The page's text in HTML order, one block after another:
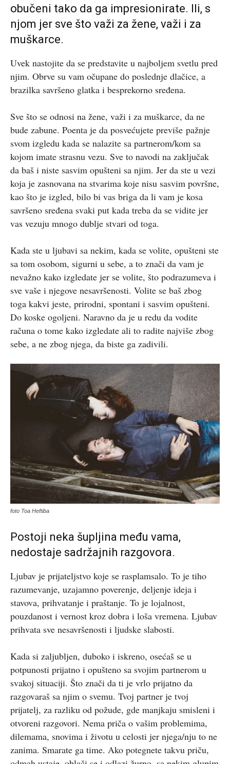
obučeni tako da ga impresionirate. Ili, s
njom jer sve što važi za žene, važi i za
muškarce.
Uvek nastojite da se predstavite u najboljem svetlu pred
njim. Obrve su vam očupane do poslednje dlačice, a
brazilka savršeno glatka i besprekorno sređena.
Sve što se odnosi na žene, važi i za muškarce, da ne
bude zabune. Poenta je da posvećujete previše pažnje
svom izgledu kada se nalazite sa partnerom/kom sa
kojom imate strasnu vezu. Sve to navodi na zaključak
da baš i niste sasvim opušteni sa njim. Jer da ste u vezi
koja je zasnovana na stvarima koje nisu sasvim površne,
kao što je izgled, bilo bi vas briga da li vam je kosa
savršeno sređena svaki put kada treba da se vidite jer
vas vezuju mnogo dublje stvari od toga.
Kada ste u ljubavi sa nekim, kada se volite, opušteni ste
sa tom osobom, sigurni u sebe, a to znači da vam je
nevažno kako izgledate jer se volite, što podrazumeva i
sve vaše i njegove nesavršenosti. Volite se baš zbog
toga kakvi jeste, prirodni, spontani i sasvim opušteni.
Do koske ogoljeni. Naravno da je u redu da vodite
računa o tome kako izgledate ali to radite najviše zbog
sebe, a ne zbog njega, da biste ga zadivili.
foto Toa Heftiba
Postoji neka šupljina među vama,
nedostaje sadržajnih razgovora.
Ljubav je prijateljstvo koje se rasplamsalo. To je tiho
razumevanje, uzajamno poverenje, deljenje ideja i
stavova, prihvatanje i praštanje. To je lojalnost,
pouzdanost i vernost kroz dobra i loša vremena. Ljubav
prihvata sve nesavršenosti i ljudske slabosti.
Kada si zaljubljen, duboko i iskreno, osećaš se u
potpunosti prijatno i opušteno sa svojim partnerom u
svakoj situaciji. Što znači da ti je vrlo prijatno da
razgovaraš sa njim o svemu. Tvoj partner je tvoj
prijatelj, za razliku od požude, gde manjkaju smisleni i
otvoreni razgovori. Nema priča o vašim problemima,
dilemama, snovima i životu u celosti jer njega/nju to ne
zanima. Smarate ga time. Ako potegnete takvu priču,